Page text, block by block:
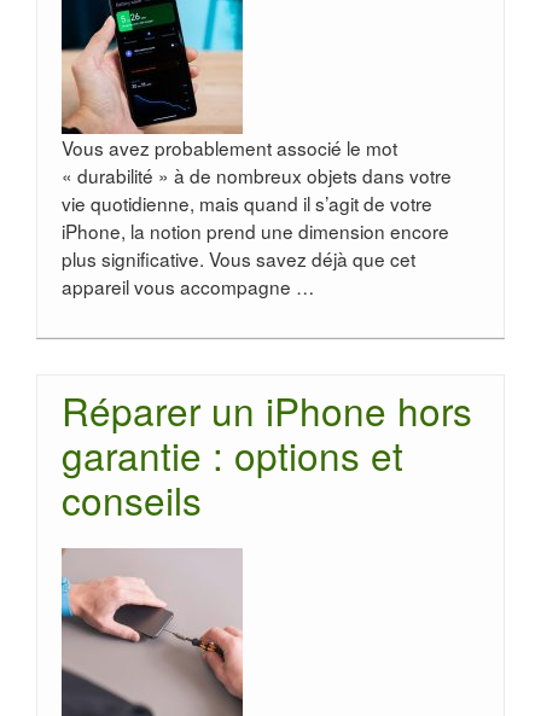
Vous avez probablement associé le mot
« durabilité » à de nombreux objets dans votre
vie quotidienne, mais quand il s’agit de votre
iPhone, la notion prend une dimension encore
plus significative. Vous savez déjà que cet
appareil vous accompagne …
Réparer un iPhone hors
garantie : options et
conseils